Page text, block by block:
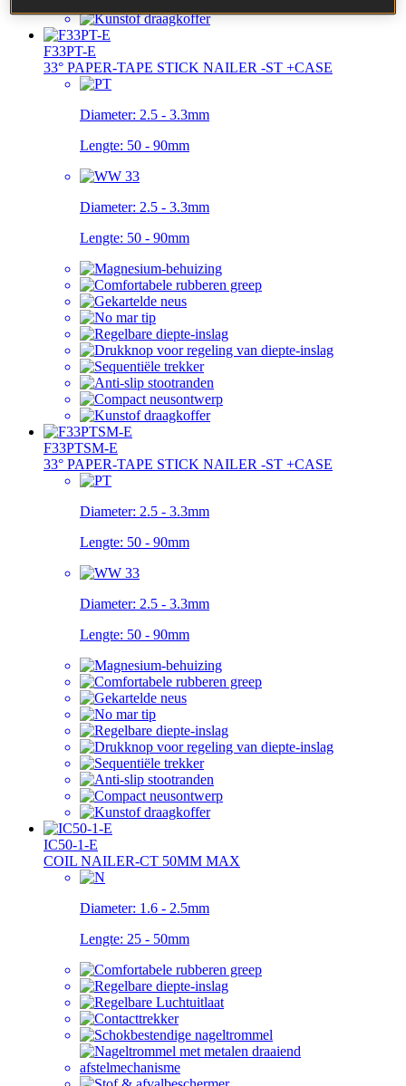
F33PT-E
33° PAPER-TAPE STICK NAILER -ST +CASE
Diameter: 2.5 - 3.3mm
Lengte: 50 - 90mm
Diameter: 2.5 - 3.3mm
Lengte: 50 - 90mm
F33PTSM-E
33° PAPER-TAPE STICK NAILER -ST +CASE
Diameter: 2.5 - 3.3mm
Lengte: 50 - 90mm
Diameter: 2.5 - 3.3mm
Lengte: 50 - 90mm
IC50-1-E
COIL NAILER-CT 50MM MAX
Diameter: 1.6 - 2.5mm
Lengte: 25 - 50mm